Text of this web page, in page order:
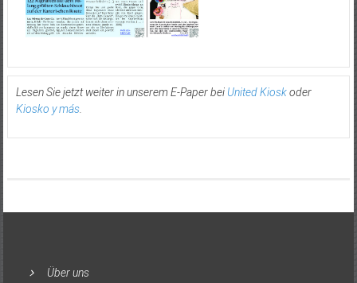
Lesen Sie jetzt weiter in unserem E-Paper bei United Kioskoder
Kiosko y más.
Über uns